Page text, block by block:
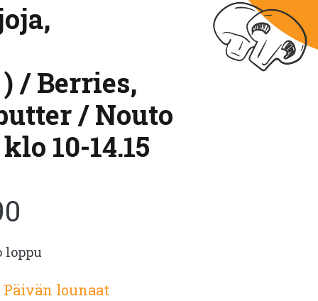
/ Berries,
/ Nouto
10-14.15
loppu
Päivän lounaat